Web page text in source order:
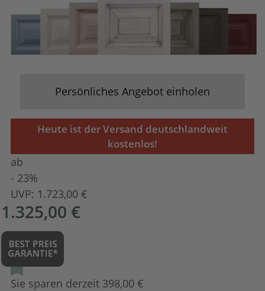
Persönliches Angebot einholen
Heute ist der Versand deutschlandweit
kostenlos!
ab
- 23%
UVP: 1.723,00 €
1.325,00 €
Sie sparen derzeit 398,00 €